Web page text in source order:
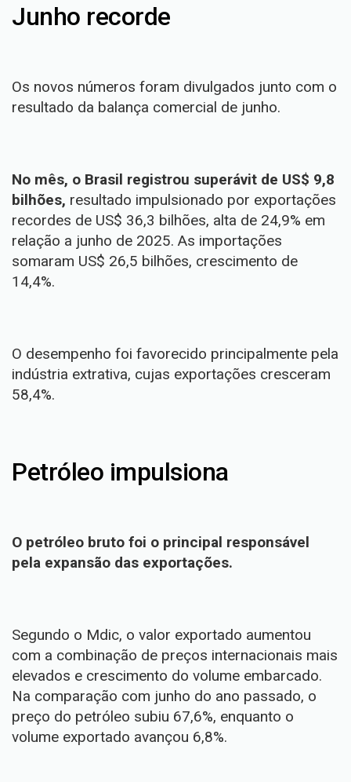
Junho recorde
Os novos números foram divulgados junto com o
resultado da balança comercial de junho.
No mês, o Brasil registrou superávit de US$ 9,8
bilhões, resultado impulsionado por exportações
recordes de US$ 36,3 bilhões, alta de 24,9% em
relação a junho de 2025. As importações
somaram US$ 26,5 bilhões, crescimento de
14,4%.
O desempenho foi favorecido principalmente pela
indústria extrativa, cujas exportações cresceram
58,4%.
Petróleo impulsiona
O petróleo bruto foi o principal responsável
pela expansão das exportações.
Segundo o Mdic, o valor exportado aumentou
com a combinação de preços internacionais mais
elevados e crescimento do volume embarcado.
Na comparação com junho do ano passado, o
preço do petróleo subiu 67,6%, enquanto o
volume exportado avançou 6,8%.